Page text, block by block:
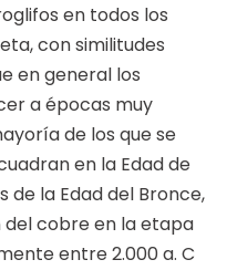
en todos los
con similitudes
en general los
a épocas muy
de los que se
en la Edad de
de la Edad del Bronce,
del cobre en la etapa
entre 2.000 a. C